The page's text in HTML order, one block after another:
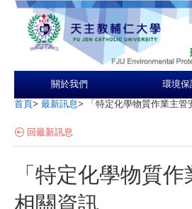
關於我們 環境保
首頁> 最新訊息> 「特定化學物質作業主
回最新訊息
「特定化學物質
相關資訊